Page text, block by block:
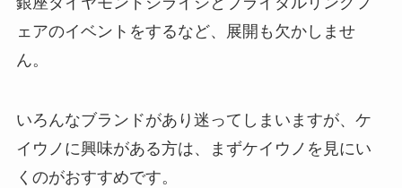
ェアのイベントをするなど、展開も欠かしませ
ん。
いろんなブランドがあり迷ってしまいますが、ケ
イウノに興味がある方は、まずケイウノを見にい
くのがおすすめです。